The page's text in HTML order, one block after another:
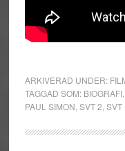
ARKIVERAD UNDER:
TAGGAD SOM: BIOGRAFI,
PAUL SIMON SVT 2 SVT